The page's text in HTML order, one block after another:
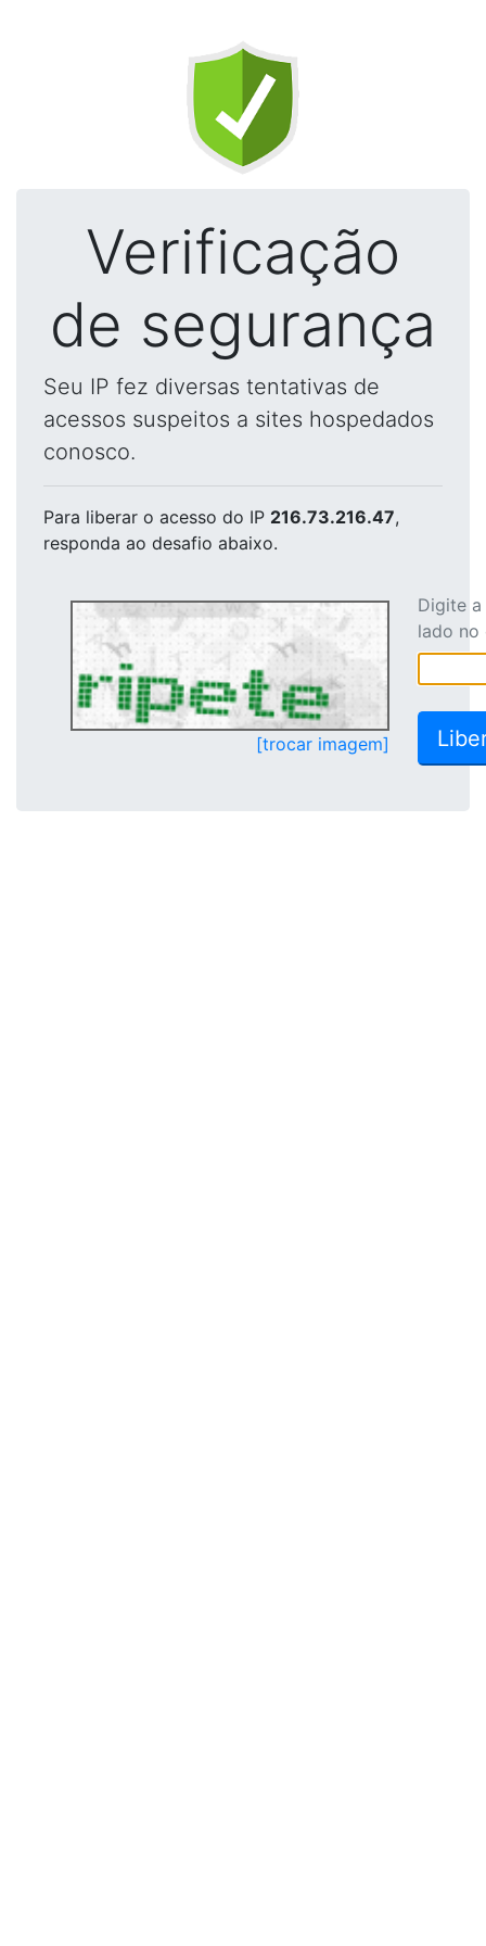
Verificação
de segurança
Seu IP fez diversas tentativas de
acessos suspeitos a sites hospedados
conosco.
Para liberar o acesso do IP 216.73.216.47,
responda ao desafio abaixo.
[trocar imagem]
Digite
lado no